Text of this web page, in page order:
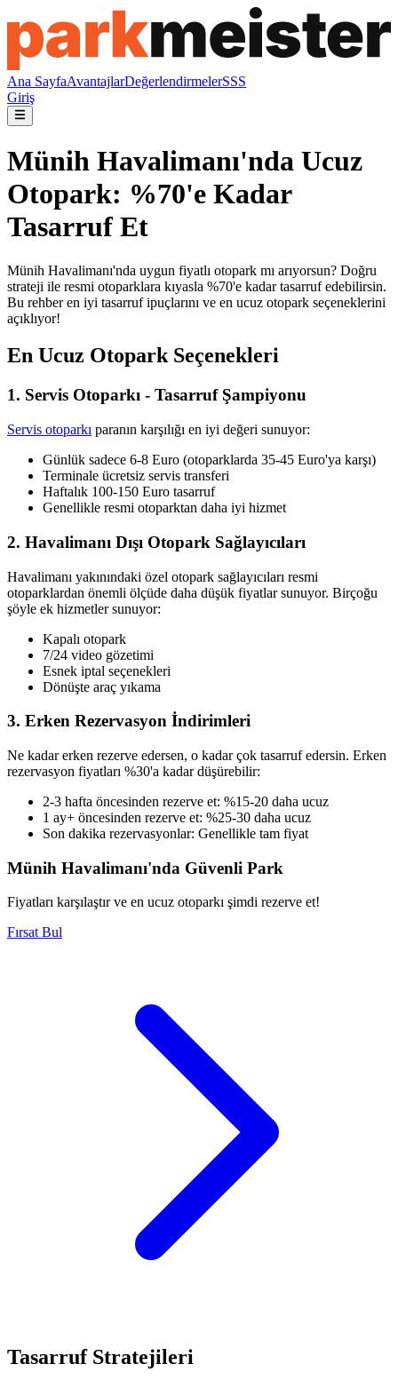
Ana SayfaAvantajlarDeğerlendirmelerSSS
Giriş
Münih Havalimanı'nda Ucuz
Otopark: %70'e Kadar
Tasarruf Et
Münih Havalimanı'nda uygun fiyatlı otopark mı arıyorsun? Doğru
strateji ile resmi otoparklara kıyasla %70'e kadar tasarruf edebilirsin.
Bu rehber en iyi tasarruf ipuçlarını ve en ucuz otopark seçeneklerini
açıklıyor!
En Ucuz Otopark Seçenekleri
1. Servis Otoparkı - Tasarruf Şampiyonu
Servis otoparkı paranın karşılığı en iyi değeri sunuyor:
Günlük sadece 6-8 Euro (otoparklarda 35-45 Euro'ya karşı)
Terminale ücretsiz servis transferi
Haftalık 100-150 Euro tasarruf
Genellikle resmi otoparktan daha iyi hizmet
2. Havalimanı Dışı Otopark Sağlayıcıları
Havalimanı yakınındaki özel otopark sağlayıcıları resmi
otoparklardan önemli ölçüde daha düşük fiyatlar sunuyor. Birçoğu
şöyle ek hizmetler sunuyor:
Kapalı otopark
7/24 video gözetimi
Esnek iptal seçenekleri
Dönüşte araç yıkama
3. Erken Rezervasyon İndirimleri
Ne kadar erken rezerve edersen, o kadar çok tasarruf edersin. Erken
rezervasyon fiyatları %30'a kadar düşürebilir:
2-3 hafta öncesinden rezerve et: %15-20 daha ucuz
1 ay+ öncesinden rezerve et: %25-30 daha ucuz
Son dakika rezervasyonlar: Genellikle tam fiyat
Münih Havalimanı'nda Güvenli Park
Fiyatları karşılaştır ve en ucuz otoparkı şimdi rezerve et!
Fırsat Bul
Tasarruf Stratejileri